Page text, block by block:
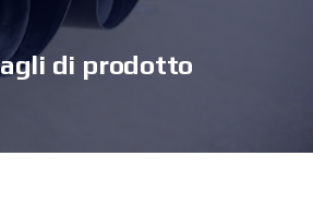
di prodotto